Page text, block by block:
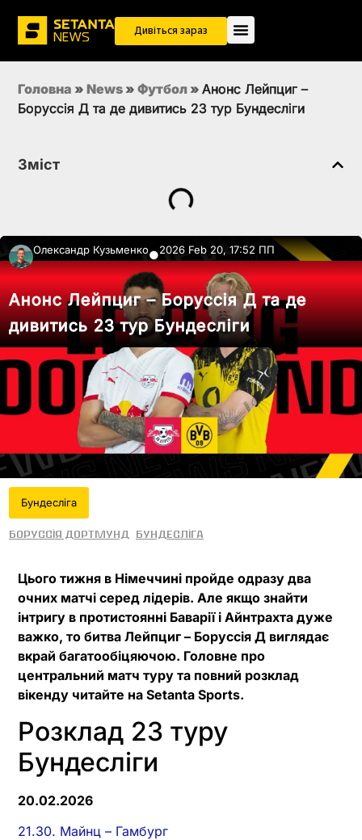
Дивіться зараз
Головна » News » Футбол » Анонс Лейпциг –
Боруссія Д та де дивитись 23 тур Бундесліги
Зміст
Олександр Кузьменко●2026 Feb 20, 17:52 ПП
Анонс Лейпциг – Боруссія Д та де
дивитись 23 тур Бундесліги
Бундесліга
Боруссія Дортмунд Бундесліга
Цього тижня в Німеччині пройде одразу два
очних матчі серед лідерів. Але якщо знайти
інтригу в протистоянні Баварії і Айнтрахта дуже
важко, то битва Лейпциг – Боруссія Д виглядає
вкрай багатообіцяючою. Головне про
центральний матч туру та повний розклад
вікенду читайте на Setanta Sports.
Розклад 23 туру
Бундесліги
20.02.2026
21.30. Майнц – Гамбург